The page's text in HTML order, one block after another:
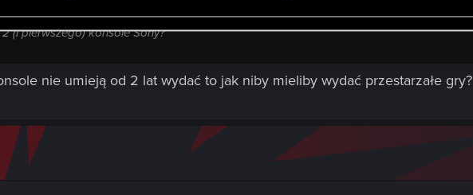
(i pierwszego) konsole Sony?
nie umieją od 2 lat wydać to jak niby mieliby wydać przestarzałe gry?